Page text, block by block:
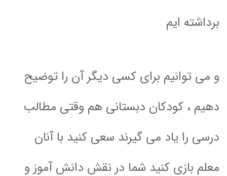
برداشته ایم
و می توانیم برای کسی دیگر آن را توضیح
دهیم ، کودکان دبستانی هم وقتی مطالب
درسی را یاد می گیرند سعی کنید با آنان
معلم بازی کنید شما در نقش دانش آموز و